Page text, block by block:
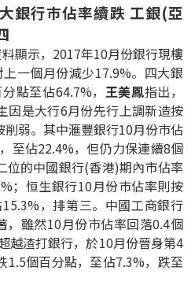
銀行巿佔率續跌 工銀(亞
顯示，2017年10月份銀行現樓
一個月份減少17.9%。四大銀
點至佔64.7%， 王美鳳指出，
因是大行6月份先行上調新造按
弱。其中滙豐銀行10月份巿佔
至佔22.4%，但仍力保連續8個
位的中國銀行(香港)期內市佔率
；恒生銀行10月份巿佔率則按
，排第三。中國工商銀行
，雖然10月份巿佔率回落0.4個
越渣打銀行，於10月份晉身第4
1.5個百分點，至佔7.3%，跌至